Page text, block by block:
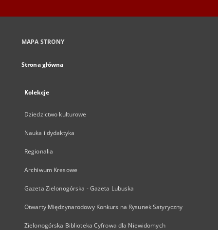
MAPA STRONY
Strona główna
Kolekcje
Dziedzictwo kulturowe
Nauka i dydaktyka
Regionalia
Archiwum Kresowe
Gazeta Zielonogórska - Gazeta Lubuska
Otwarty Międzynarodowy Konkurs na Rysunek Satyryczny
Zielonogórska Biblioteka Cyfrowa dla Niewidomych